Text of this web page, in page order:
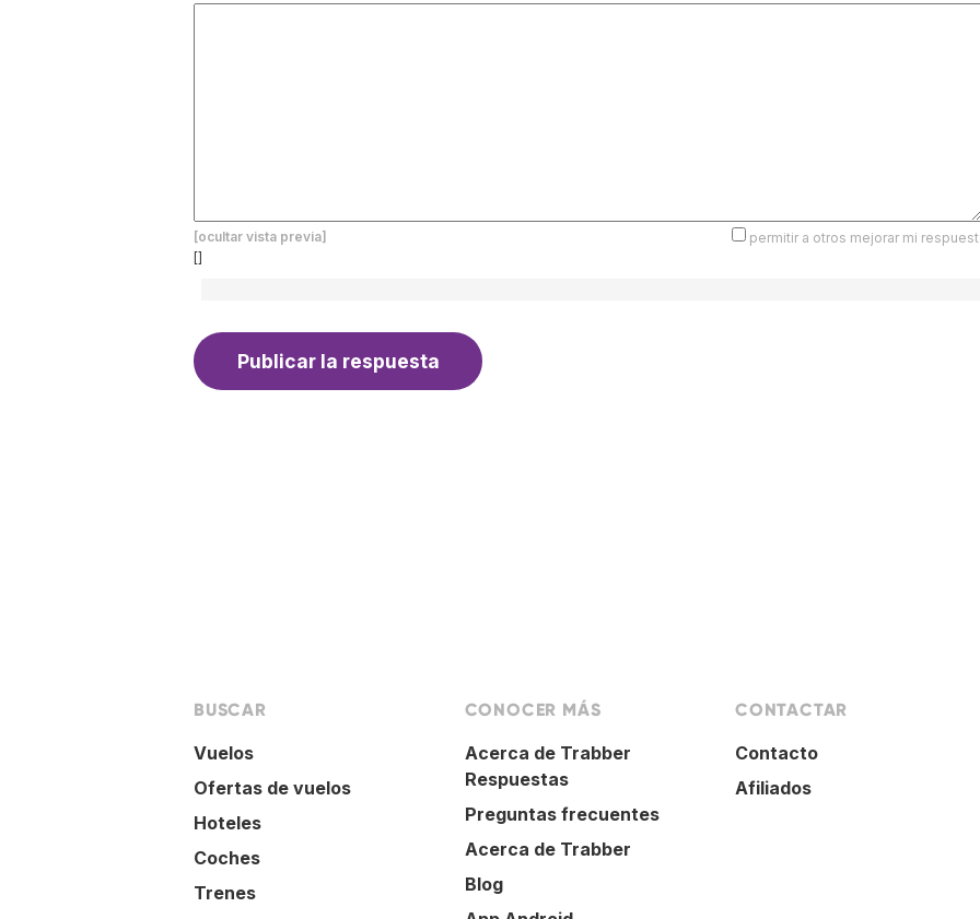
[ocultar vista previa]
permitir a otros mejorar mi
[]
BUSCAR
Vuelos
Ofertas de vuelos
Hoteles
Coches
Trenes
CONOCER MÁS
Acerca de Trabber
Respuestas
Preguntas frecuentes
Acerca de Trabber
Blog
CONTACTAR
Contacto
Afiliados